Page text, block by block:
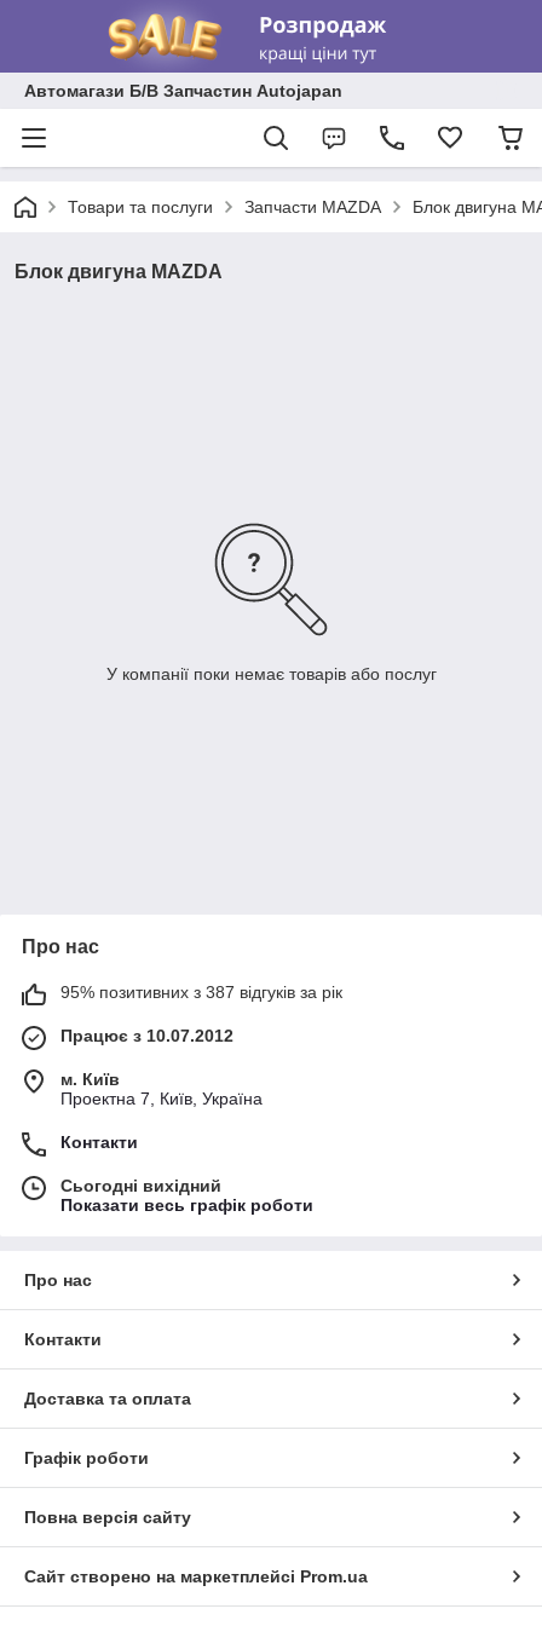
Автомагази Б/В Запчастин Autojapan
Товари та послуги Запчасти MAZDA Блок двигуна
Блок двигуна MAZDA
У компанії поки немає товарів або послуг
Про нас
95% позитивних з 387 відгуків за рік
Працює з 10.07.2012
м. Київ
Проектна 7, Київ, Україна
Контакти
Сьогодні вихідний
Показати весь графік роботи
Про нас
Контакти
Доставка та оплата
Графік роботи
Повна версія сайту
Сайт створено на маркетплейсі Prom.ua